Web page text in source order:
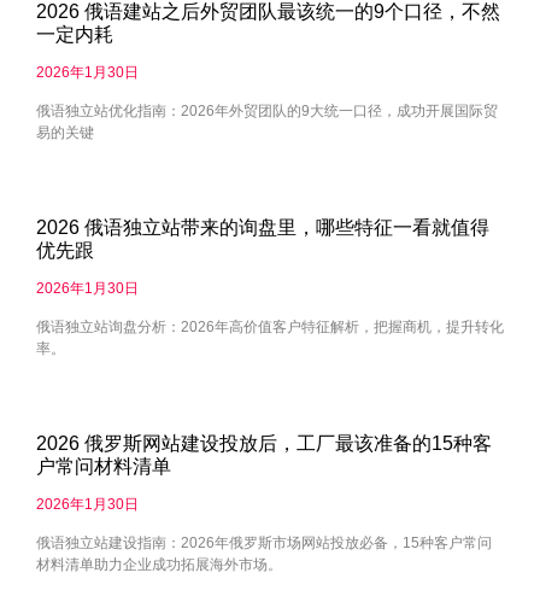
2026 俄语建站之后外贸团队最该统一的9个口径，不然
一定内耗
2026年1月30日
俄语独立站优化指南：2026年外贸团队的9大统一口径，成功开展国际贸
易的关键
2026 俄语独立站带来的询盘里，哪些特征一看就值得
优先跟
2026年1月30日
俄语独立站询盘分析：2026年高价值客户特征解析，把握商机，提升转化
率。
2026 俄罗斯网站建设投放后，工厂最该准备的15种客
户常问材料清单
2026年1月30日
俄语独立站建设指南：2026年俄罗斯市场网站投放必备，15种客户常问
材料清单助力企业成功拓展海外市场。